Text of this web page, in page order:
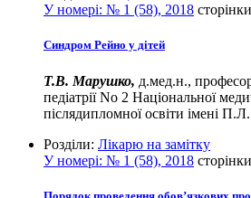
У номері: № 1 (58), 2018
Синдром Рейно у дітей
Т.В. Марушко, д.мед.н.,
педіатрії No 2 Національної
післядипломної освіти імені
Розділи: Лікарю на замітку
У номері: № 1 (58), 2018